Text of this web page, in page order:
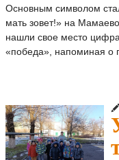
Основным символом
мать зовет!» на
нашли свое место
«победа», напоминая о